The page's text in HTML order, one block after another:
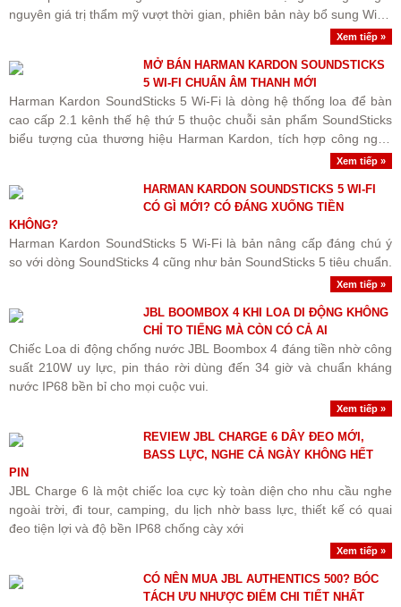
nguyên giá trị thẩm mỹ vượt thời gian, phiên bản này bổ sung Wi-Fi
Xem tiếp »
MỞ BÁN HARMAN KARDON SOUNDSTICKS
5 WI-FI CHUẨN ÂM THANH MỚI
Harman Kardon SoundSticks 5 Wi-Fi là dòng hệ thống loa để bàn
cao cấp 2.1 kênh thế hệ thứ 5 thuộc chuỗi sản phẩm SoundSticks
biểu tượng của thương hiệu Harman Kardon, tích hợp công nghệ
Xem tiếp »
HARMAN KARDON SOUNDSTICKS 5 WI-FI
CÓ GÌ MỚI? CÓ ĐÁNG XUỐNG TIỀN
KHÔNG?
Harman Kardon SoundSticks 5 Wi-Fi là bản nâng cấp đáng chú ý
so với dòng SoundSticks 4 cũng như bản SoundSticks 5 tiêu chuẩn.
Xem tiếp »
JBL BOOMBOX 4 KHI LOA DI ĐỘNG KHÔNG
CHỈ TO TIẾNG MÀ CÒN CÓ CẢ AI
Chiếc Loa di động chống nước JBL Boombox 4 đáng tiền nhờ công
suất 210W uy lực, pin tháo rời dùng đến 34 giờ và chuẩn kháng
nước IP68 bền bỉ cho mọi cuộc vui.
Xem tiếp »
REVIEW JBL CHARGE 6 DÂY ĐEO MỚI,
BASS LỰC, NGHE CẢ NGÀY KHÔNG HẾT
PIN
JBL Charge 6 là một chiếc loa cực kỳ toàn diện cho nhu cầu nghe
ngoài trời, đi tour, camping, du lịch nhờ bass lực, thiết kế có quai
đeo tiện lợi và độ bền IP68 chống cày xới
Xem tiếp »
CÓ NÊN MUA JBL AUTHENTICS 500? BÓC
TÁCH ƯU NHƯỢC ĐIỂM CHI TIẾT NHẤT